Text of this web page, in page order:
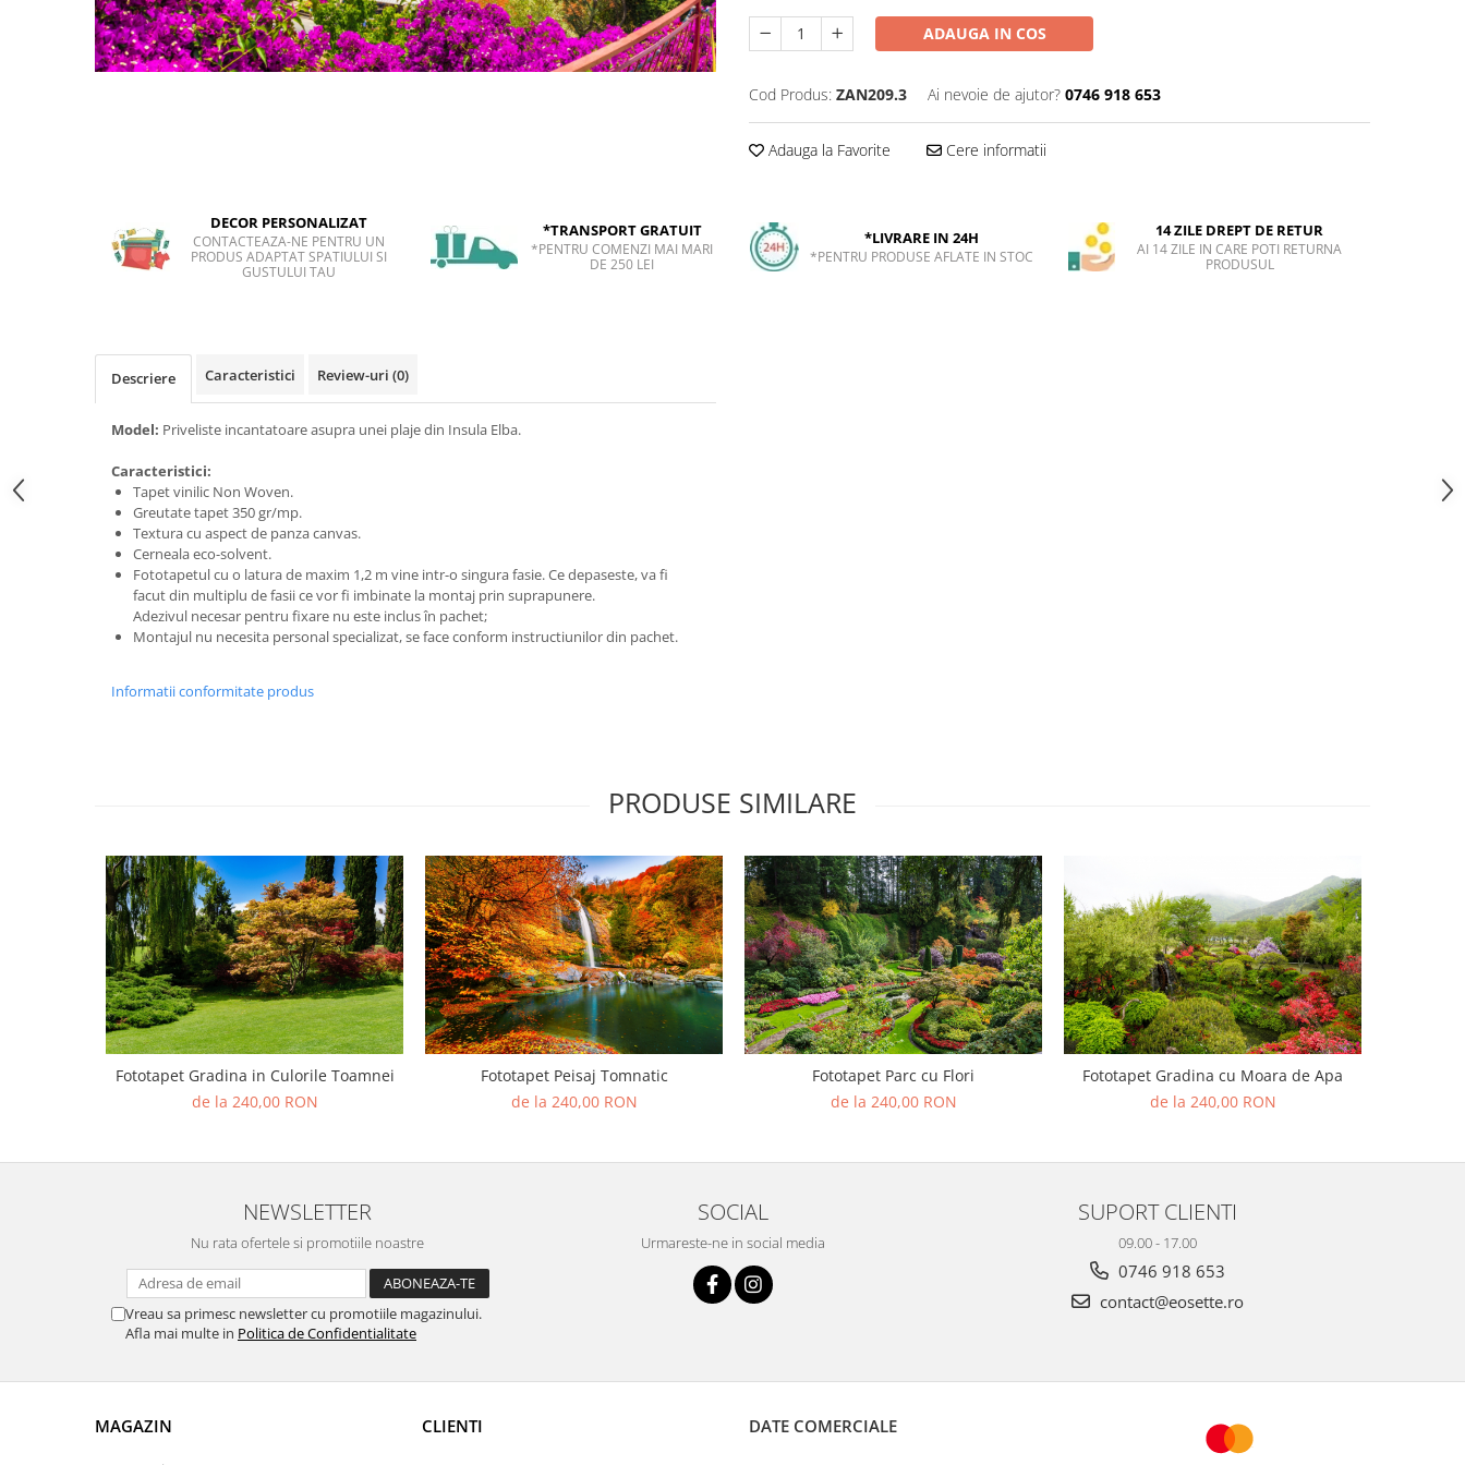
Sticker Harta Lumii
Stickere Cu Model Repetitiv
Stickere Perete Pentru Camera De
Stickere pentru Podea
Stickere Semnalistica
ADAUGA IN COS
Cod Produs: ZAN209.3 Ai nevoie de ajutor? 0746 918 653
Adauga la Favorite Cere informatii
DECOR PERSONALIZAT
CONTACTEAZA-NE PENTRU UN
PRODUS ADAPTAT SPATIULUI SI
GUSTULUI TAU
*TRANSPORT GRATUIT
*PENTRU COMENZI MAI MARI
DE 250 LEI
*LIVRARE IN 24H
*PENTRU PRODUSE AFLATE IN STOC
14 ZILE DREPT DE RETUR
AI 14 ZILE IN CARE POTI RETURNA
PRODUSUL
Descriere Caracteristici Review-uri (0)
Model: Priveliste incantatoare asupra unei plaje din Insula Elba.
Caracteristici:
Tapet vinilic Non Woven.
Greutate tapet 350 gr/mp.
Textura cu aspect de panza canvas.
Cerneala eco-solvent.
Fototapetul cu o latura de maxim 1,2 m vine intr-o singura fasie. Ce depaseste, va fi
facut din multiplu de fasii ce vor fi imbinate la montaj prin suprapunere.
Adezivul necesar pentru fixare nu este inclus în pachet;
Montajul nu necesita personal specializat, se face conform instructiunilor din pachet.
Informatii conformitate produs
PRODUSE SIMILARE
Fototapet Gradina in Culorile Toamnei
de la 240,00 RON
Fototapet Peisaj Tomnatic
de la 240,00 RON
Fototapet Parc cu Flori
de la 240,00 RON
Fototapet Gradina cu Moara de Apa
de la 240,00 RON
NEWSLETTER
Nu rata ofertele si promotiile noastre
Vreau sa primesc newsletter cu promotiile magazinului.
Afla mai multe in Politica de Confidentialitate
SOCIAL
Urmareste-ne in social media
SUPORT CLIENTI
09.00 - 17.00
0746 918 653
contact@eosette.ro
MAGAZIN CLIENTI DATE COMERCIALE